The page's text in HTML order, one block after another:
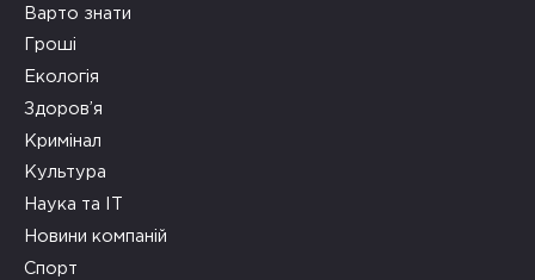
Варто знати
Гроші
Екологія
Здоров’я
Кримінал
Культура
Наука та ІТ
Новини компаній
Спорт